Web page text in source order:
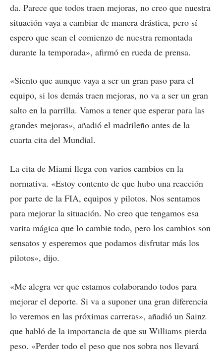
da. Parece que todos traen mejoras, no creo que nuestra
situación vaya a cambiar de manera drástica, pero sí
espero que sean el comienzo de nuestra remontada
durante la temporada», afirmó en rueda de prensa.
«Siento que aunque vaya a ser un gran paso para el
equipo, si los demás traen mejoras, no va a ser un gran
salto en la parrilla. Vamos a tener que esperar para las
grandes mejoras», añadió el madrileño antes de la
cuarta cita del Mundial.
La cita de Miami llega con varios cambios en la
normativa. «Estoy contento de que hubo una reacción
por parte de la FIA, equipos y pilotos. Nos sentamos
para mejorar la situación. No creo que tengamos esa
varita mágica que lo cambie todo, pero los cambios son
sensatos y esperemos que podamos disfrutar más los
pilotos», dijo.
«Me alegra ver que estamos colaborando todos para
mejorar el deporte. Si va a suponer una gran diferencia
lo veremos en las próximas carreras», añadió un Sainz
que habló de la importancia de que su Williams pierda
peso. «Perder todo el peso que nos sobra nos llevará